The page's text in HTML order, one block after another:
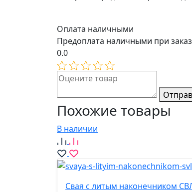
Оплата наличными
Предоплата наличными при
0.0
Похожие товары
В наличии
Свая с литым наконечником